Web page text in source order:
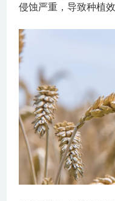
侵蚀严重，导致种植